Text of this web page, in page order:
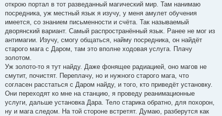
открою портал в тот разведанный магический мир. Там нанимаю
посредника, уж местный язык я изучу, у меня амулет обучения
имеется, со знанием письменности и счёта. Так называемый
дворянский вариант. Самый распространённый язык. Ранее не мог из
антимагии. Изучу, смогу общаться, найму посредника, он найдёт
старого мага с Даром, там это вполне ходовая услуга. Плачу
золотом.
Уж золото-то я тут найду. Даже фонящее радиацией, оно магов не
смутит, почистят. Переплачу, но и нужного старого мага, что
согласен расстаться с Даром найду, и того, кто приведёт установку.
Они переходят ко мне на станцию, я проведу реанимационные
услуги, дальше установка Дара. Тело старика обратно, для похорон,
ну и мага следом. На той стороне встретят. Думаю, разберутся как